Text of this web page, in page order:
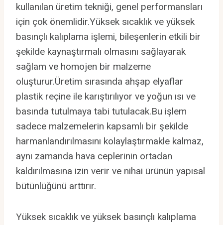
kullanılan üretim tekniği, genel performansları
için çok önemlidir.Yüksek sıcaklık ve yüksek
basınçlı kalıplama işlemi, bileşenlerin etkili bir
şekilde kaynaştırmalı olmasını sağlayarak
sağlam ve homojen bir malzeme
oluşturur.Üretim sırasında ahşap elyaflar
plastik reçine ile karıştırılıyor ve yoğun ısı ve
basında tutulmaya tabi tutulacak.Bu işlem
sadece malzemelerin kapsamlı bir şekilde
harmanlandırılmasını kolaylaştırmakle kalmaz,
aynı zamanda hava ceplerinin ortadan
kaldırılmasına izin verir ve nihai ürünün yapısal
bütünlüğünü arttırır.
Yüksek sıcaklık ve yüksek basınçlı kalıplama